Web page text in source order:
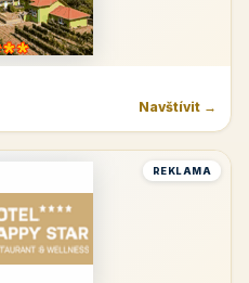
Navštívit →
REKLAMA